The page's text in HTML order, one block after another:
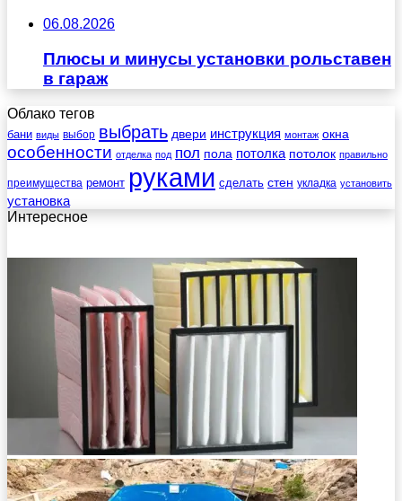
06.08.2026
Плюсы и минусы установки рольставен
в гараж
Облако тегов
бани виды выбор выбрать двери инструкция монтаж окна
особенности отделка под пол пола потолка потолок правильно
преимущества ремонт руками сделать стен укладка установить
установка
Интересное